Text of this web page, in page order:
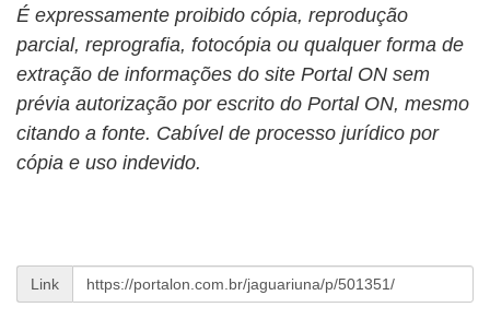
É expressamente proibido cópia, reprodução
parcial, reprografia, fotocópia ou qualquer forma de
extração de informações do site Portal ON sem
prévia autorização por escrito do Portal ON, mesmo
citando a fonte. Cabível de processo jurídico por
cópia e uso indevido.
Link